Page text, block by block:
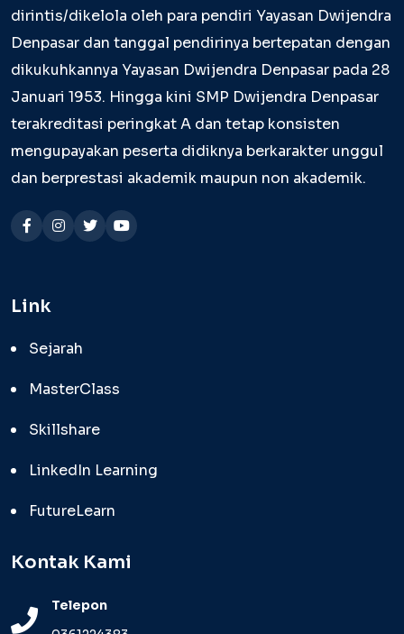
dirintis/dikelola oleh para pendiri Yayasan Dwijendra
Denpasar dan tanggal pendirinya bertepatan dengan
dikukuhkannya Yayasan Dwijendra Denpasar pada 28
Januari 1953. Hingga kini SMP Dwijendra Denpasar
terakreditasi peringkat A dan tetap konsisten
mengupayakan peserta didiknya berkarakter unggul
dan berprestasi akademik maupun non akademik.
Link
Sejarah
MasterClass
Skillshare
LinkedIn Learning
FutureLearn
Kontak Kami
Telepon